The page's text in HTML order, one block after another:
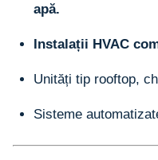
apă.
Instalații HVAC
Unități tip rooftop,
Sisteme